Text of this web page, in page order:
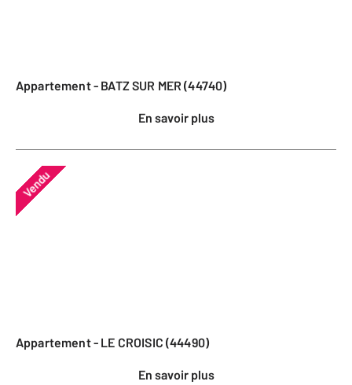
Appartement - BATZ SUR MER (44740)
En savoir plus
Vendu
Appartement - LE CROISIC (44490)
En savoir plus